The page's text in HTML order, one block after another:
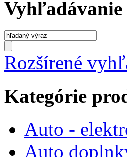
Vyhľadávanie
Rozšírené
Kategórie
Auto -
Auto